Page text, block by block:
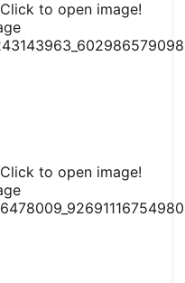
Click to open image!
Click to open image!